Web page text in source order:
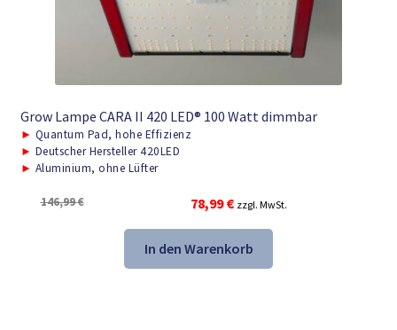
Grow Lampe CARA II 420 LED® 100 Watt dimmbar
► Quantum Pad, hohe Effizienz
► Deutscher Hersteller 420LED
► Aluminium, ohne Lüfter
146,99€
Ursprünglicher
Preis
war:
146,99 €
78,99€Aktueller
Preis
ist:
78,99 €.
zzgl. MwSt.
In den Warenkorb